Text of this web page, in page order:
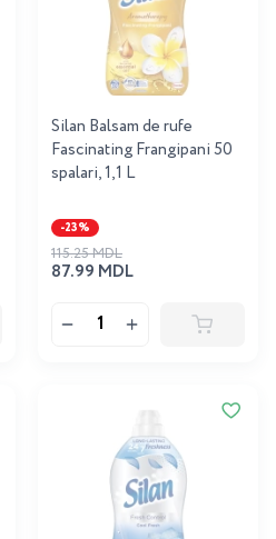
Silan Balsam de rufe
Fascinating Frangipani 50
spalari, 1,1 L
-23%
87.99 MDL
115.25 MDL